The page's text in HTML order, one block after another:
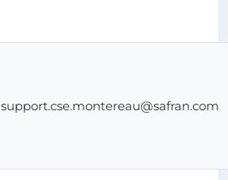
support.cse.montereau@safran.com